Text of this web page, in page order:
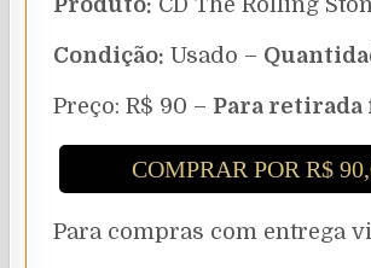
Condição: Usado –
Preço: R$ 90 – Para retirada
COMPRAR POR R$
Para compras com entrega